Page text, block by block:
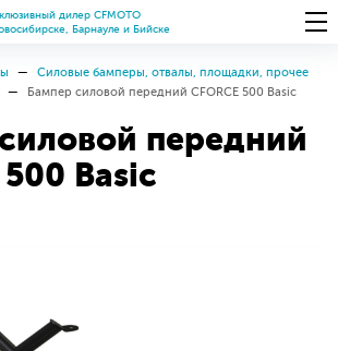
дилер CFMOTO
Барнауле и Бийске
Силовые бамперы, отвалы, площадки, прочее
Бампер силовой передний CFORCE 500 Basic
передний
500 Basic